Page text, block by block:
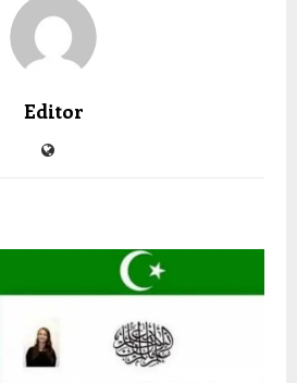
Editor